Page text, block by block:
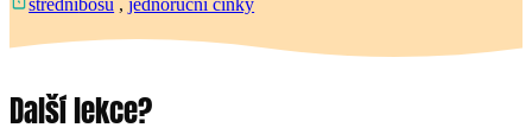
středníbosu ,jednoruční činky
Další lekce?